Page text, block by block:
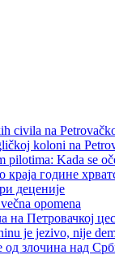
civila na
koloni na
Kada se
године
деценије
opomena
Петровачкој
je jezivo, nije
злочина над